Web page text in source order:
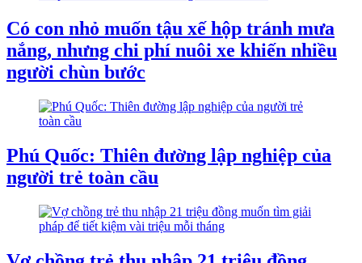
Có con nhỏ muốn tậu xế hộp tránh mưa
nắng, nhưng chi phí nuôi xe khiến nhiều
người chùn bước
Phú Quốc: Thiên đường lập nghiệp của
người trẻ toàn cầu